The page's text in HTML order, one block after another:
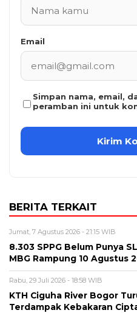
Email
Simpan nama, email,
peramban ini untuk
BERITA TERKAIT
Jumat, 7 Agustus 2026 - 21:15 WIB
8.303 SPPG Belum Punya
MBG Rampung 10 Agustus
Rabu, 29 Juli 2026 - 18:58 WIB
KTH Ciguha River Bogor
Terdampak Kebakaran